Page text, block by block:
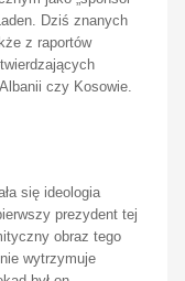
Dziś znanych
z raportów
czy Kosowie.
się ideologia
prezydent tej
obraz tego
wytrzymuje